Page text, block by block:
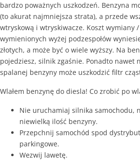
bardzo poważnych uszkodzeń. Benzyna
(to akurat najmniejsza strata), a przede
wtryskową i wtryskiwacze. Koszt wymiany
wymienionych wyżej podzespołów
złotych, a może być o wiele wyższy. Na
pojedziesz, silnik zgaśnie. Ponadto nawet
spalanej benzyny może uszkodzić filtr
Wlałem benzynę do diesla! Co zrobić po
Nie uruchamiaj silnika samochodu,
niewielką ilość benzyny.
Przepchnij samochód spod
parkingowe.
Wezwij lawetę.